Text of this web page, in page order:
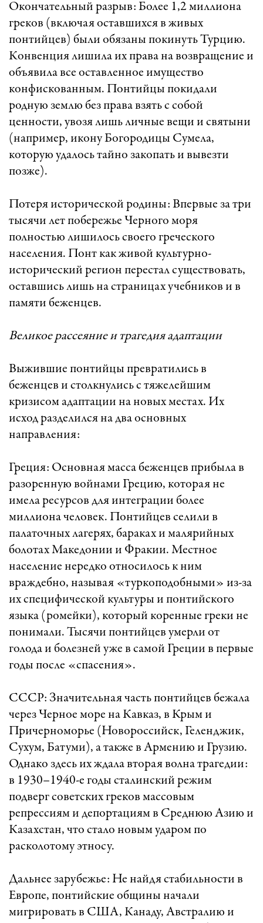
Окончательный разрыв: Более 1,2 миллиона
греков (включая оставшихся в живых
понтийцев) были обязаны покинуть Турцию.
Конвенция лишила их права на возвращение и
объявила все оставленное имущество
конфискованным. Понтийцы покидали
родную землю без права взять с собой
ценности, увозя лишь личные вещи и святыни
(например, икону Богородицы Сумела,
которую удалось тайно закопать и вывезти
позже).
Потеря исторической родины: Впервые за три
тысячи лет побережье Черного моря
полностью лишилось своего греческого
населения. Понт как живой культурно-
исторический регион перестал существовать,
оставшись лишь на страницах учебников и в
памяти беженцев.
Великое рассеяние и трагедия адаптации
Выжившие понтийцы превратились в
беженцев и столкнулись с тяжелейшим
кризисом адаптации на новых местах. Их
исход разделился на два основных
направления:
Греция: Основная масса беженцев прибыла в
разоренную войнами Грецию, которая не
имела ресурсов для интеграции более
миллиона человек. Понтийцев селили в
палаточных лагерях, бараках и малярийных
болотах Македонии и Фракии. Местное
население нередко относилось к ним
враждебно, называя «туркоподобными» из-за
их специфической культуры и понтийского
языка (ромейки), который коренные греки не
понимали. Тысячи понтийцев умерли от
голода и болезней уже в самой Греции в первые
годы после «спасения».
СССР: Значительная часть понтийцев бежала
через Черное море на Кавказ, в Крым и
Причерноморье (Новороссийск, Геленджик,
Сухум, Батуми), а также в Армению и Грузию.
Однако здесь их ждала вторая волна трагедии:
в 1930–1940-е годы сталинский режим
подверг советских греков массовым
репрессиям и депортациям в Среднюю Азию и
Казахстан, что стало новым ударом по
расколотому этносу.
Дальнее зарубежье: Не найдя стабильности в
Европе, понтийские общины начали
мигрировать в США, Канаду, Австралию и